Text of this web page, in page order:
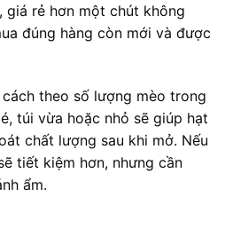
giá rẻ hơn một chút không
đúng hàng còn mới và được
theo số lượng mèo trong
túi vừa hoặc nhỏ sẽ giúp hạt
chất lượng sau khi mở. Nếu
tiết kiệm hơn, nhưng cần
ẩm.